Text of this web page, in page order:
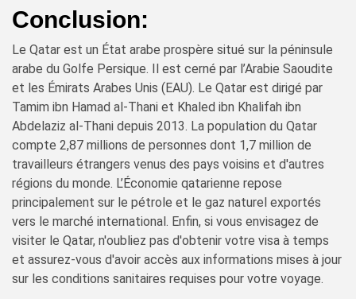
Conclusion:
Le Qatar est un État arabe prospère situé sur la péninsule
arabe du Golfe Persique. Il est cerné par l’Arabie Saoudite
et les Émirats Arabes Unis (EAU). Le Qatar est dirigé par
Tamim ibn Hamad al-Thani et Khaled ibn Khalifah ibn
Abdelaziz al-Thani depuis 2013. La population du Qatar
compte 2,87 millions de personnes dont 1,7 million de
travailleurs étrangers venus des pays voisins et d'autres
régions du monde. L’Économie qatarienne repose
principalement sur le pétrole et le gaz naturel exportés
vers le marché international. Enfin, si vous envisagez de
visiter le Qatar, n'oubliez pas d'obtenir votre visa à temps
et assurez-vous d'avoir accès aux informations mises à jour
sur les conditions sanitaires requises pour votre voyage.